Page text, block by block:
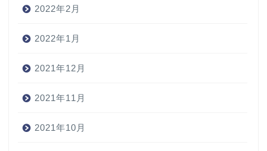
2022年2月
2022年1月
2021年12月
2021年11月
2021年10月